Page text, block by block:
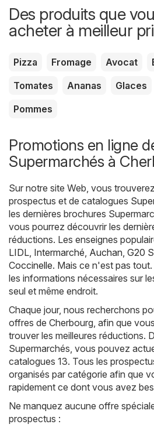
Des produits que
acheter à meilleur
Pizza Fromage Avocat
Tomates
Ananas Glaces
Pommes
Promotions en ligne
Supermarchés à
Sur notre site Web, vous
prospectus et de catalogues
les dernières brochures
vous pourrez découvrir les
réductions. Les enseignes
LIDL, Intermarché, Auchan, G20
Coccinelle. Mais ce n'est pas
les informations nécessaires sur
seul et même endroit.
Chaque jour, nous recherchons
offres de Cherbourg, afin que
trouver les meilleures réductions.
Supermarchés, vous pouvez
catalogues 13. Tous les
organisés par catégorie afin que
rapidement ce dont vous avez
Ne manquez aucune offre
prospectus :